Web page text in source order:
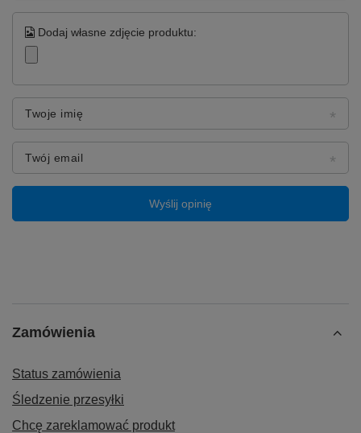
Dodaj własne zdjęcie produktu:
Twoje imię
Twój email
Wyślij opinię
Zamówienia
Status zamówienia
Śledzenie przesyłki
Chcę zareklamować produkt